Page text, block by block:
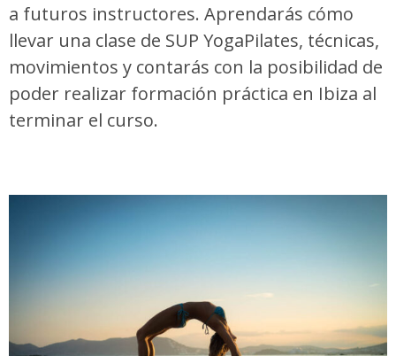
a futuros instructores. Aprendarás cómo
llevar una clase de SUP YogaPilates, técnicas,
movimientos y contarás con la posibilidad de
poder realizar formación práctica en Ibiza al
terminar el curso.